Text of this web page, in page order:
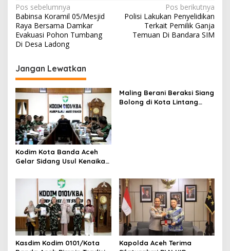
N
a
v
i
g
a
s
i
p
o
s
Pos sebelumnya
Babinsa Koramil 05/Mesjid
Raya Bersama Damkar
Evakuasi Pohon Tumbang
Di Desa Ladong
Pos berikutnya
Polisi Lakukan Penyelidikan
Terkait Pemilik Ganja
Temuan Di Bandara SIM
Jangan Lewatkan
Kodim Kota Banda Aceh
Gelar Sidang Usul Kenaikan
Tamtama Periode 1 April
Maling Berani Beraksi Siang
Bolong di Kota Lintang
Kasdim Kodim 0101/Kota
Kapolda Aceh Terima